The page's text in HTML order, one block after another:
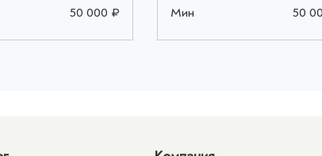
50 000 ₽
Мин
50